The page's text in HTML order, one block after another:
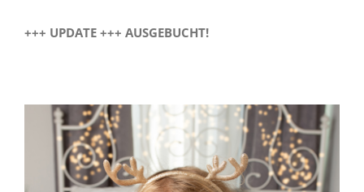
+++ UPDATE +++ AUSGEBUCHT!